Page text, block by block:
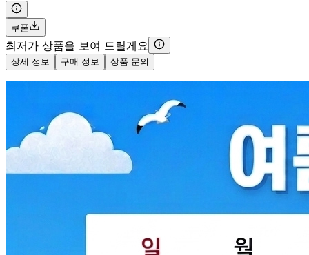
쿠폰
최저가 상품을 보여 드릴게요
상세 정보 구매 정보 상품 문의